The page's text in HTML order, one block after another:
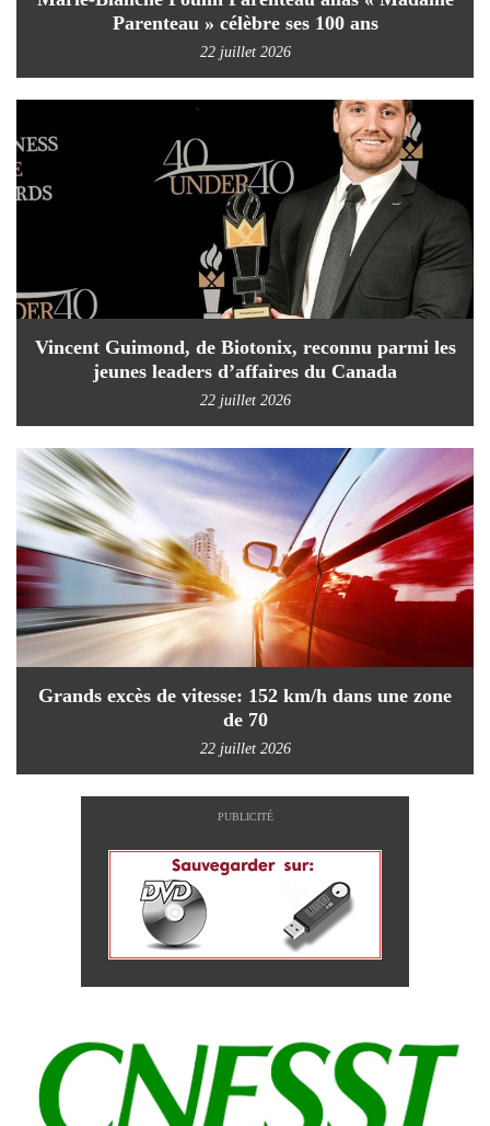
Parenteau » célèbre ses 100 ans
22 juillet 2026
Vincent Guimond, de Biotonix, reconnu parmi les
jeunes leaders d’affaires du Canada
22 juillet 2026
Grands excès de vitesse: 152 km/h dans une zone
de 70
22 juillet 2026
PUBLICITÉ